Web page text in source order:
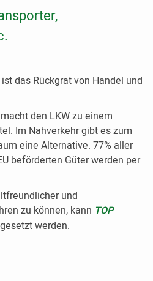
das Rückgrat von Handel und
den LKW zu einem
Im Nahverkehr gibt es zum
eine Alternative. 77% aller
beförderten Güter werden per
und
zu können, kann TOP
werden.